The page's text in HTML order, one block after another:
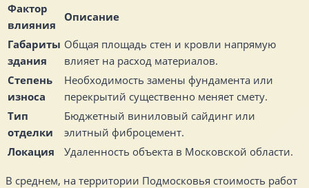
Фактор
влияния
Описание
Габариты
здания
Общая площадь стен и кровли напрямую
влияет на расход материалов.
Степень
износа
Необходимость замены фундамента или
перекрытий существенно меняет смету.
Тип
отделки
Бюджетный виниловый сайдинг или
элитный фиброцемент.
Локация
Удаленность объекта в Московской области.
В среднем, на территории Подмосковья стоимость работ